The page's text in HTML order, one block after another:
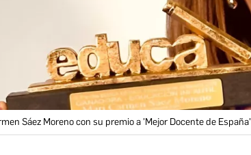
Sáez Moreno con su premio a 'Mejor Docente de España'